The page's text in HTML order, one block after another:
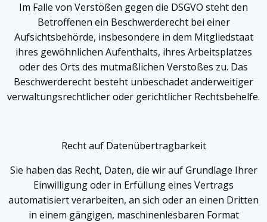
Im Falle von Verstößen gegen die DSGVO steht den
Betroffenen ein Beschwerderecht bei einer
Aufsichtsbehörde, insbesondere in dem Mitgliedstaat
ihres gewöhnlichen Aufenthalts, ihres Arbeitsplatzes
oder des Orts des mutmaßlichen Verstoßes zu. Das
Beschwerderecht besteht unbeschadet anderweitiger
verwaltungsrechtlicher oder gerichtlicher Rechtsbehelfe.
Recht auf Daten­übertrag­barkeit
Sie haben das Recht, Daten, die wir auf Grundlage Ihrer
Einwilligung oder in Erfüllung eines Vertrags
automatisiert verarbeiten, an sich oder an einen Dritten
in einem gängigen, maschinenlesbaren Format